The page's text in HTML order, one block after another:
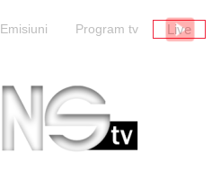
Emisiuni Program tv Live